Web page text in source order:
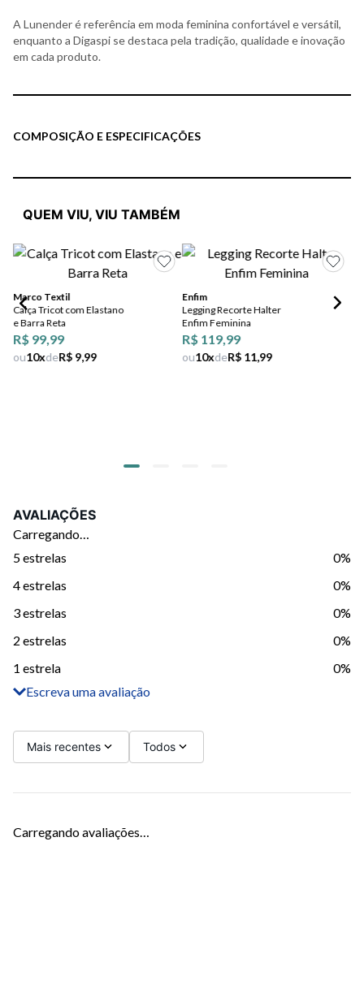
A Lunender é referência em moda feminina confortável e versátil,
enquanto a Digaspi se destaca pela tradição, qualidade e inovação
em cada produto.
COMPOSIÇÃO E ESPECIFICAÇÕES
QUEM VIU, VIU TAMBÉM
Marco Textil
Calça Tricot com Elastano
e Barra Reta
R$ 99,99
ou10xdeR$ 9,99
Enfim
Legging Recorte Halter
Enfim Feminina
R$ 119,99
ou10xdeR$ 11,99
AVALIAÇÕES
Carregando…
5 estrelas
0%
4 estrelas
0%
3 estrelas
0%
2 estrelas
0%
1 estrela
0%
Escreva uma avaliação
Título
Avalie o produto de 1 a 5 estrelas
Seu nome
Mais recentes Todos
Carregando avaliações…